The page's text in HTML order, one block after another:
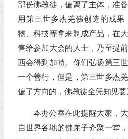
部份佛教徒，偏离了主体，准
用第三世多杰羌佛创造的成
物、科技等拿来制成产品，在
售给参加大会的人士，乃至提
西会得到加持。你们弘扬第三
一个善行，但是，第三世多杰
偏了方向的，佛教徒全凭知见要
本办公室在此提醒大家，
自世界各地的佛弟子齐聚一堂